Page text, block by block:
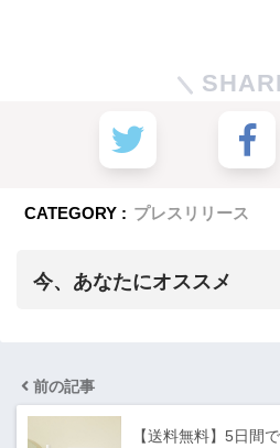
CATEGORY : プレスリリース
今、あなたにオススメ
前の記事
【送料無料】5日間